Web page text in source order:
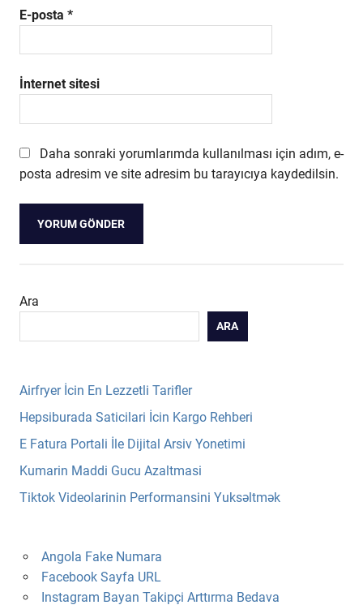
E-posta *
İnternet sitesi
Daha sonraki yorumlarımda kullanılması için adım, e-
posta adresim ve site adresim bu tarayıcıya kaydedilsin.
Ara
ARA
Airfryer İcin En Lezzetli Tarifler
Hepsiburada Saticilari İcin Kargo Rehberi
E Fatura Portali İle Dijital Arsiv Yonetimi
Kumarin Maddi Gucu Azaltmasi
Tiktok Videolarinin Performansini Yuksəltmək
Angola Fake Numara
Facebook Sayfa URL
Instagram Bayan Takipçi Arttırma Bedava